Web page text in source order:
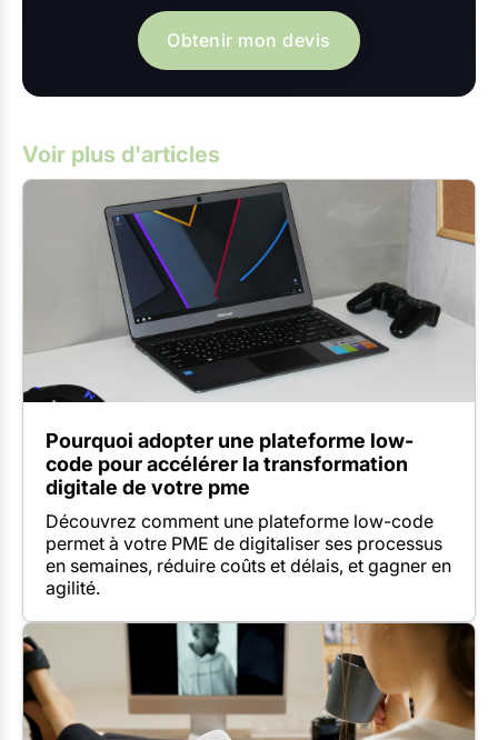
Obtenir mon devis
Voir plus d'articles
Pourquoi adopter une plateforme low-
code pour accélérer la transformation
digitale de votre pme
Découvrez comment une plateforme low-code
permet à votre PME de digitaliser ses processus
en semaines, réduire coûts et délais, et gagner en
agilité.